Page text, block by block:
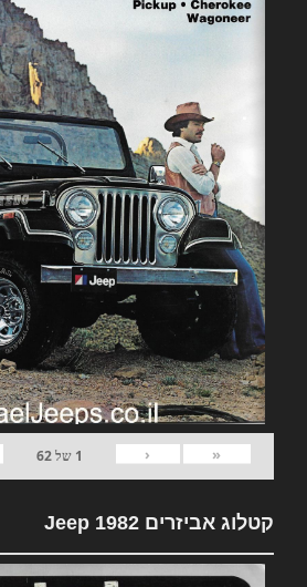
«
‹
1 של62
קטלוג אביזרים 1982 Jeep